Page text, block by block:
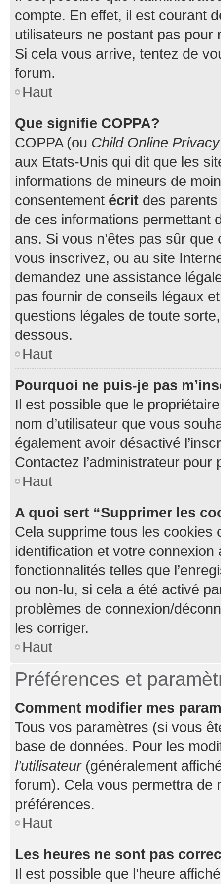
compte. En effet, il est courant
utilisateurs ne postant pas pour
Si cela vous arrive, tentez de
forum.
Haut
Que signifie COPPA?
COPPA (ou Child Online
aux Etats-Unis qui dit que les
informations de mineurs de
consentement écrit des parents
de ces informations permettant
ans. Si vous n’êtes pas sûr
vous inscrivez, ou au site
demandez une assistance
pas fournir de conseils légaux
questions légales de toute
dessous.
Haut
Pourquoi ne puis-je pas
Il est possible que le
nom d’utilisateur que vous
également avoir désactivé
Contactez l’administrateur
Haut
A quoi sert “Supprimer les
Cela supprime tous les cookies
identification et votre
fonctionnalités telles que
ou non-lu, si cela a été activé
problèmes de connexion/
les corriger.
Haut
Préférences et
Comment modifier mes
Tous vos paramètres (si vous
base de données. Pour les
l’utilisateur(généralement
forum). Cela vous permettra de
préférences.
Haut
Les heures ne sont pas
Il est possible que l’heure